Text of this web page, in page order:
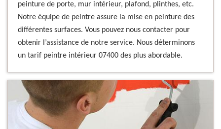
peinture de porte, mur intérieur, plafond, plinthes, etc.
Notre équipe de peintre assure la mise en peinture des
différentes surfaces. Vous pouvez nous contacter pour
obtenir l’assistance de notre service. Nous déterminons
un tarif peintre intérieur 07400 des plus abordable.